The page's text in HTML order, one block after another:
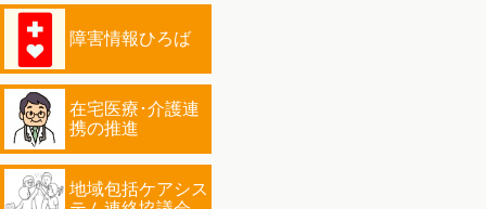
障害情報ひろば
在宅医療･介護連
携の推進
地域包括ケアシス